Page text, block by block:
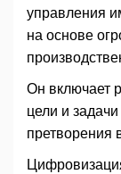
управления
на основе
Он включает
цели и
претворения